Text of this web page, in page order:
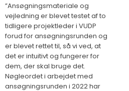
”Ansøgningsmateriale og
vejledning er blevet testet af to
tidligere projektleder i VUDP
forud for ansøgningsrunden og
er blevet rettet til, så vi ved, at
det er intuitivt og fungerer for
dem, der skal bruge det.
Nøgleordet i arbejdet med
ansøgningsrunden i 2022 har